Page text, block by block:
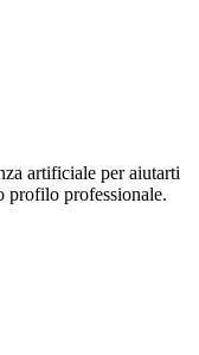
artificiale per aiutarti
profilo professionale.